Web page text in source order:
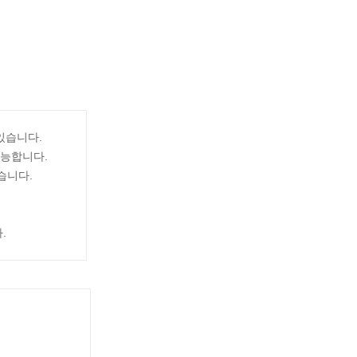
습니다.
합니다.
니다.